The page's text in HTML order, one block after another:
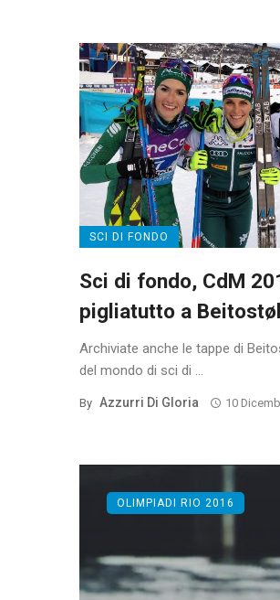
SCI DI FONDO
Sci di fondo, CdM
pigliatutto a
Archiviate anche le tappe di
del mondo di sci di ...
By Azzurri Di Gloria 10
OLIMPIADI RIO 2016